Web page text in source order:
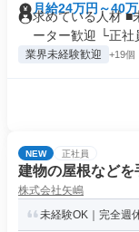
月給24万円～40万
求めている人材 ■
ーター歓迎 └正社
業界未経験歓迎 +19個
NEW 正社員
建物の屋根など
株式会社矢嶋
未経験OK｜完全週